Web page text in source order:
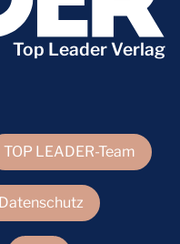
TOP LEADER-Team
Datenschutz
Top Leader Verlag